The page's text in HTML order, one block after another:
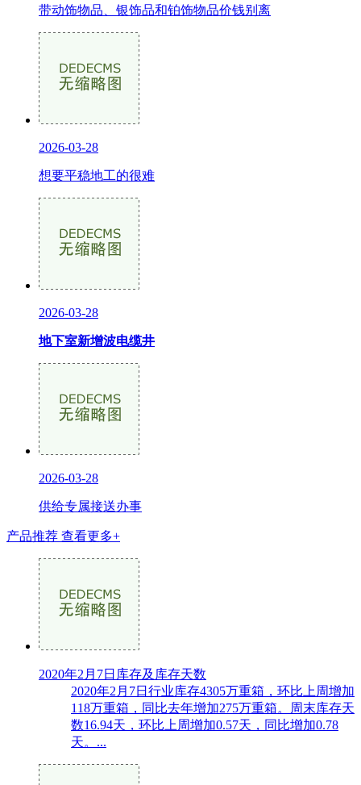
带动饰物品、银饰品和铂饰物品价钱别离
2026-03-28
想要平稳地工的很难
2026-03-28
地下室新增波电缆井
2026-03-28
供给专属接送办事
产品推荐 查看更多+
2020年2月7日库存及库存天数
2020年2月7日行业库存4305万重箱，环比上周增加
118万重箱，同比去年增加275万重箱。周末库存天
数16.94天，环比上周增加0.57天，同比增加0.78
天。...